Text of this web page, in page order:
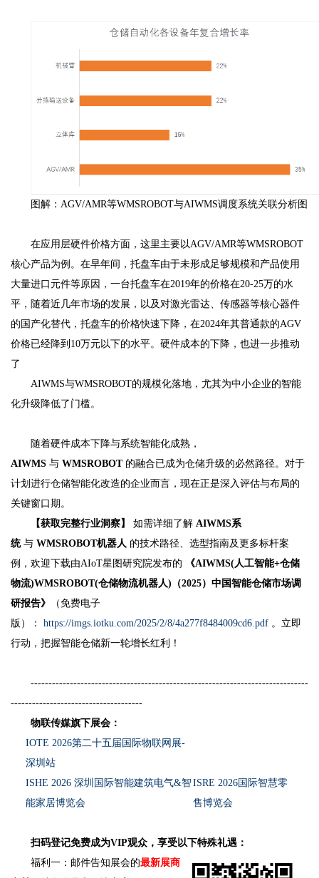
图解：AGV/AMR等WMSROBOT与AIWMS调度系统关联分析图
在应用层硬件价格方面，这里主要以AGV/AMR等WMSROBOT
核心产品为例。在早年间，托盘车由于未形成足够规模和产品使用
大量进口元件等原因，一台托盘车在2019年的价格在20-25万的水
平，随着近几年市场的发展，以及对激光雷达、传感器等核心器件
的国产化替代，托盘车的价格快速下降，在2024年其普通款的AGV
价格已经降到10万元以下的水平。硬件成本的下降，也进一步推动
了
AIWMS与WMSROBOT的规模化落地，尤其为中小企业的智能
化升级降低了门槛。
随着硬件成本下降与系统智能化成熟，
AIWMS 与 WMSROBOT的融合已成为仓储升级的必然路径。对于
计划进行仓储智能化改造的企业而言，现在正是深入评估与布局的
关键窗口期。
【获取完整行业洞察】
如需详细了解 AIWMS系
统与 WMSROBOT机器人 的技术路径、选型指南及更多标杆案
例，欢迎下载由AIoT星图研究院发布的
《AIWMS(人工智能+仓储
物流)WMSROBOT(仓储物流机器人)（2025）中国智能仓储市场调
研报告》
（免费电子
版）： https://imgs.iotku.com/2025/2/8/4a277f8484009cd6.pdf 。立即
行动，把握智能仓储新一轮增长红利！
------------------------------------------------------------------------------
-------------------------------------
物联传媒旗下展会：
IOTE 2026第二十五届国际物联网展-
深圳站
ISHE 2026 深圳国际智能建筑电气&智
能家居博览会
ISRE 2026国际智慧零
售博览会
扫码登记免费成为VIP观众，享受以下特殊礼遇：
福利一：邮件告知展会的最新展商